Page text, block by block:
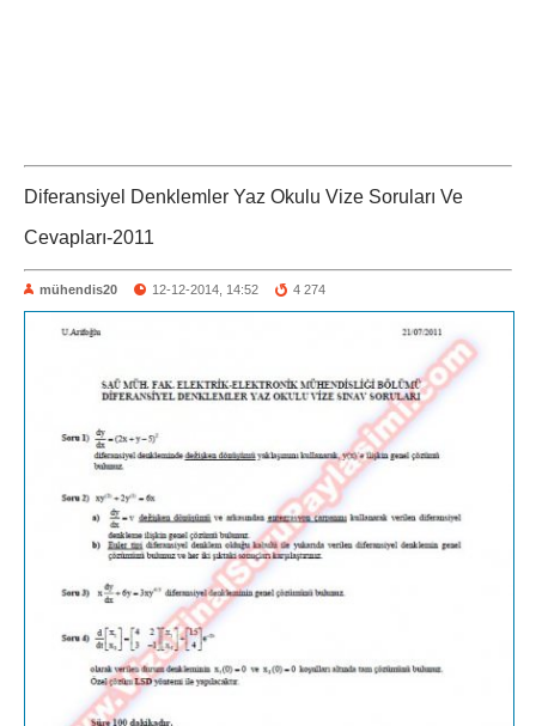
Diferansiyel Denklemler Yaz Okulu Vize Soruları Ve
Cevapları-2011
mühendis20 12-12-2014, 14:52 4 274